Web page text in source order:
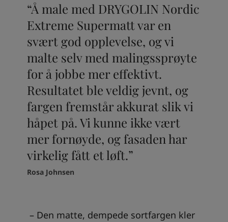
“Å male med DRYGOLIN Nordic
Extreme Supermatt var en
svært god opplevelse, og vi
malte selv med malingssprøyte
for å jobbe mer effektivt.
Resultatet ble veldig jevnt, og
fargen fremstår akkurat slik vi
håpet på. Vi kunne ikke vært
mer fornøyde, og fasaden har
virkelig fått et løft.”
Rosa Johnsen
– Den matte, dempede sortfargen kler